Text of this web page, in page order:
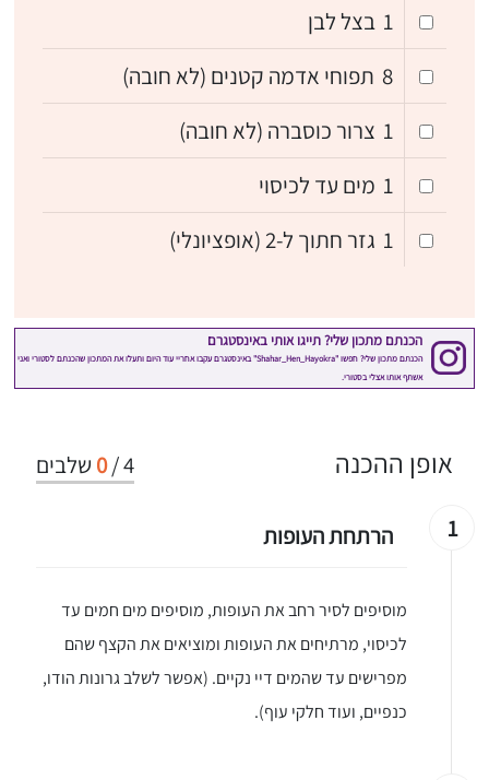
1 בצל לבן
8 תפוחי אדמה קטנים (לא חובה)
1 צרור כוסברה (לא חובה)
1 מים עד לכיסוי
1 גזר חתוך ל-2 (אופציונלי)
4
/
0 שלבים אופן ההכנה
1 הרתחת העופות
מוסיפים לסיר רחב את העופות, מוסיפים מים חמים עד
לכיסוי, מרתיחים את העופות ומוציאים את הקצף שהם
מפרישים עד שהמים דיי נקיים. (אפשר לשלב גרונות הודו,
כנפיים, ועוד חלקי עוף).